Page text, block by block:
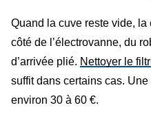
Quand la cuve reste vide,
côté de l’électrovanne, du
d’arrivée plié. Nettoyer le
suffit dans certains cas.
environ 30 à 60 €.